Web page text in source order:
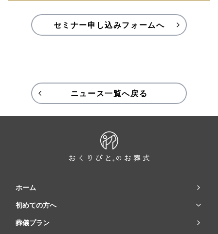
セミナー申し込みフォームへ
ニュース一覧へ戻る
ホーム
初めての方へ
葬儀プラン